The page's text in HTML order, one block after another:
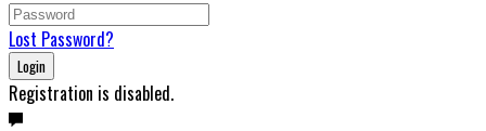
Lost Password?
Login
Registration is disabled.